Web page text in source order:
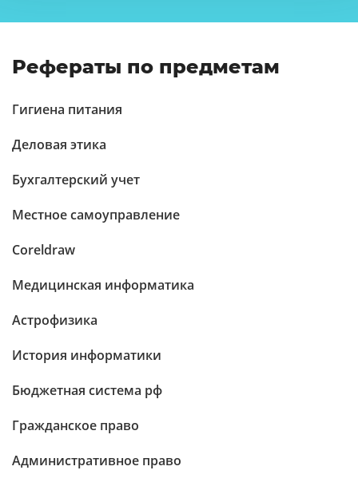
Рефераты по предметам
Гигиена питания
Деловая этика
Бухгалтерский учет
Местное самоуправление
Coreldraw
Медицинская информатика
Астрофизика
История информатики
Бюджетная система рф
Гражданское право
Административное право